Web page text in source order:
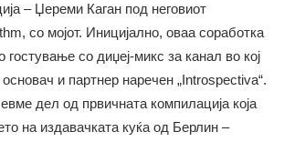
– Џереми Каган под неговиот
со мојот. Иницијално, оваа соработка
гостување со диџеј-микс за канал во кој
основач и партнер наречен „Introspectiva“.
дел од првичната компилација која
на издавачката куќа од Берлин –